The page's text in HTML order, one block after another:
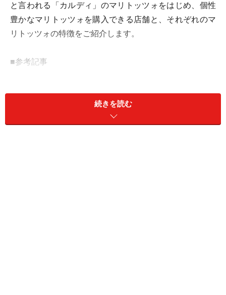
と言われる「カルディ」のマリトッツォをはじめ、個性
豊かなマリトッツォを購入できる店舗と、それぞれのマ
リトッツォの特徴をご紹介します。
■参考記事
の？ 編集部員が競合スイーツ3種を食べ比べしてみ
続きを読む